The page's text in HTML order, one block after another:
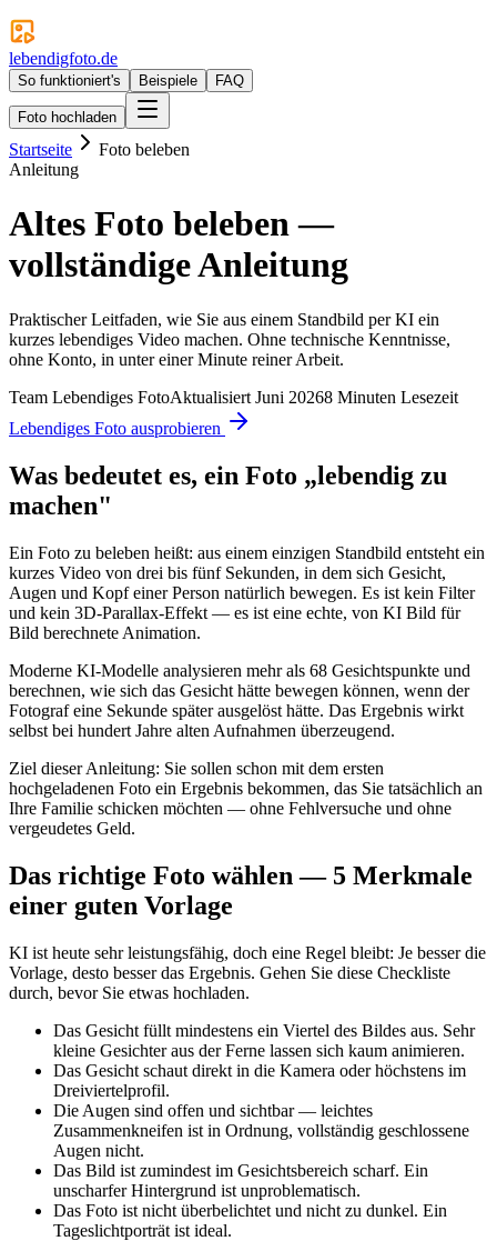
lebendigfoto.de
So funktioniert's Beispiele FAQ
Foto hochladen
Startseite
Foto beleben
Anleitung
Altes Foto beleben —
vollständige Anleitung
Praktischer Leitfaden, wie Sie aus einem Standbild per KI ein
kurzes lebendiges Video machen. Ohne technische Kenntnisse,
ohne Konto, in unter einer Minute reiner Arbeit.
Team Lebendiges FotoAktualisiert Juni 20268 Minuten Lesezeit
Lebendiges Foto ausprobieren
Was bedeutet es, ein Foto „lebendig zu
machen"
Ein Foto zu beleben heißt: aus einem einzigen Standbild entsteht ein
kurzes Video von drei bis fünf Sekunden, in dem sich Gesicht,
Augen und Kopf einer Person natürlich bewegen. Es ist kein Filter
und kein 3D-Parallax-Effekt — es ist eine echte, von KI Bild für
Bild berechnete Animation.
Moderne KI-Modelle analysieren mehr als 68 Gesichtspunkte und
berechnen, wie sich das Gesicht hätte bewegen können, wenn der
Fotograf eine Sekunde später ausgelöst hätte. Das Ergebnis wirkt
selbst bei hundert Jahre alten Aufnahmen überzeugend.
Ziel dieser Anleitung: Sie sollen schon mit dem ersten
hochgeladenen Foto ein Ergebnis bekommen, das Sie tatsächlich an
Ihre Familie schicken möchten — ohne Fehlversuche und ohne
vergeudetes Geld.
Das richtige Foto wählen — 5 Merkmale
einer guten Vorlage
KI ist heute sehr leistungsfähig, doch eine Regel bleibt: Je besser die
Vorlage, desto besser das Ergebnis. Gehen Sie diese Checkliste
durch, bevor Sie etwas hochladen.
Das Gesicht füllt mindestens ein Viertel des Bildes aus. Sehr
kleine Gesichter aus der Ferne lassen sich kaum animieren.
Das Gesicht schaut direkt in die Kamera oder höchstens im
Dreiviertelprofil.
Die Augen sind offen und sichtbar — leichtes
Zusammenkneifen ist in Ordnung, vollständig geschlossene
Augen nicht.
Das Bild ist zumindest im Gesichtsbereich scharf. Ein
unscharfer Hintergrund ist unproblematisch.
Das Foto ist nicht überbelichtet und nicht zu dunkel. Ein
Tageslichtporträt ist ideal.